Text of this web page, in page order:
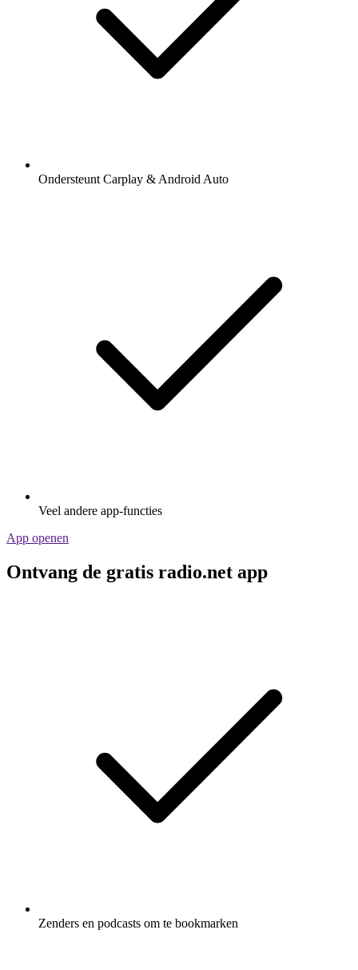
Ondersteunt Carplay & Android Auto
Veel andere app-functies
App openen
Ontvang de gratis radio.net app
Zenders en podcasts om te bookmarken